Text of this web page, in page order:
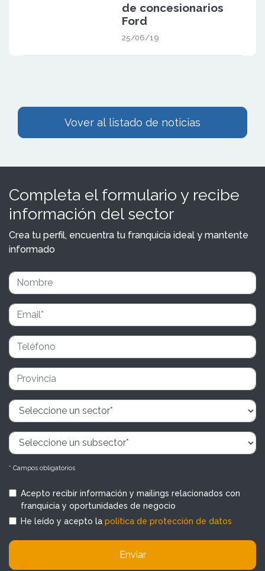
de concesionarios
Ford
25/06/19
Vover al listado de noticias
Completa el formulario y recibe
información del sector
Crea tu perfil, encuentra tu franquicia ideal y mantente
informado
* Campos obligatorios
Acepto recibir información y mailings relacionados con
franquicia y oportunidades de negocio
He leído y acepto la política de protección de datos
Enviar